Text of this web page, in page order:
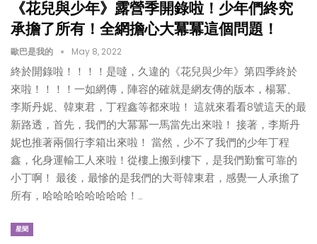
《花兒與少年》露營季開錄啦！少年們終究
承擔了所有！全網擔心大冪冪這個問題！
歐巴是我的 May 8, 2022
終於開錄啦！！！！是噠，久違的《花兒與少年》第四季終於
來啦！！！！一如網傳，陣容的確就是網友傳的版本，楊冪、
李斯丹妮、韓東君，丁程鑫等都來啦！ 這就來看看8號這天的最
新路透，首先，我們的大冪冪一馬當先出來啦！ 接著，李斯丹
妮也推著兩個行李箱出來啦！ 當然，少不了我們的少年丁程
鑫，化身運輸工人來啦！從樓上搬到樓下，是我們勤奮可靠的
小丁啊！ 最後，最慘的是我們的大哥韓東君，感覺一人承擔了
所有，哈哈哈哈哈哈哈哈！…
星聞